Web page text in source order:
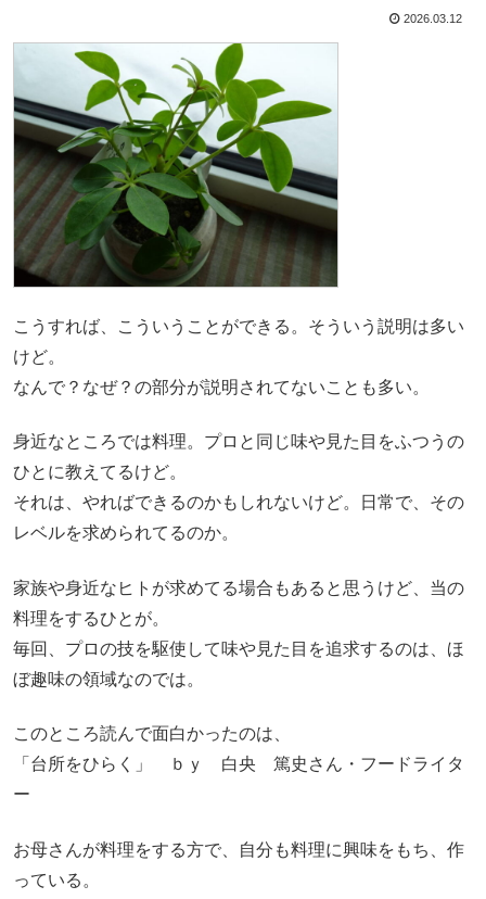
2026.03.12
こうすれば、こういうことができる。そういう説明は多い
けど。
なんで？なぜ？の部分が説明されてないことも多い。
身近なところでは料理。プロと同じ味や見た目をふつうの
ひとに教えてるけど。
それは、やればできるのかもしれないけど。日常で、その
レベルを求められてるのか。
家族や身近なヒトが求めてる場合もあると思うけど、当の
料理をするひとが。
毎回、プロの技を駆使して味や見た目を追求するのは、ほ
ぼ趣味の領域なのでは。
このところ読んで面白かったのは、
「台所をひらく」 ｂｙ 白央 篤史さん・フードライタ
ー
お母さんが料理をする方で、自分も料理に興味をもち、作
っている。